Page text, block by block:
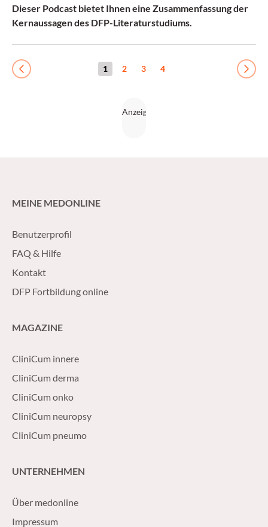
Dieser Podcast bietet Ihnen eine Zusammenfassung der
Kernaussagen des DFP-Literaturstudiums.
Previous 1 2 3 4 Next
MEINE MEDONLINE
Benutzerprofil
FAQ & Hilfe
Kontakt
DFP Fortbildung online
MAGAZINE
CliniCum innere
CliniCum derma
CliniCum onko
CliniCum neuropsy
CliniCum pneumo
UNTERNEHMEN
Über medonline
Impressum